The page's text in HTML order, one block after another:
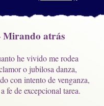
Mirando atrás
he vivido me rodea
o jubilosa danza,
con intento de venganza,
fe de excepcional tarea.